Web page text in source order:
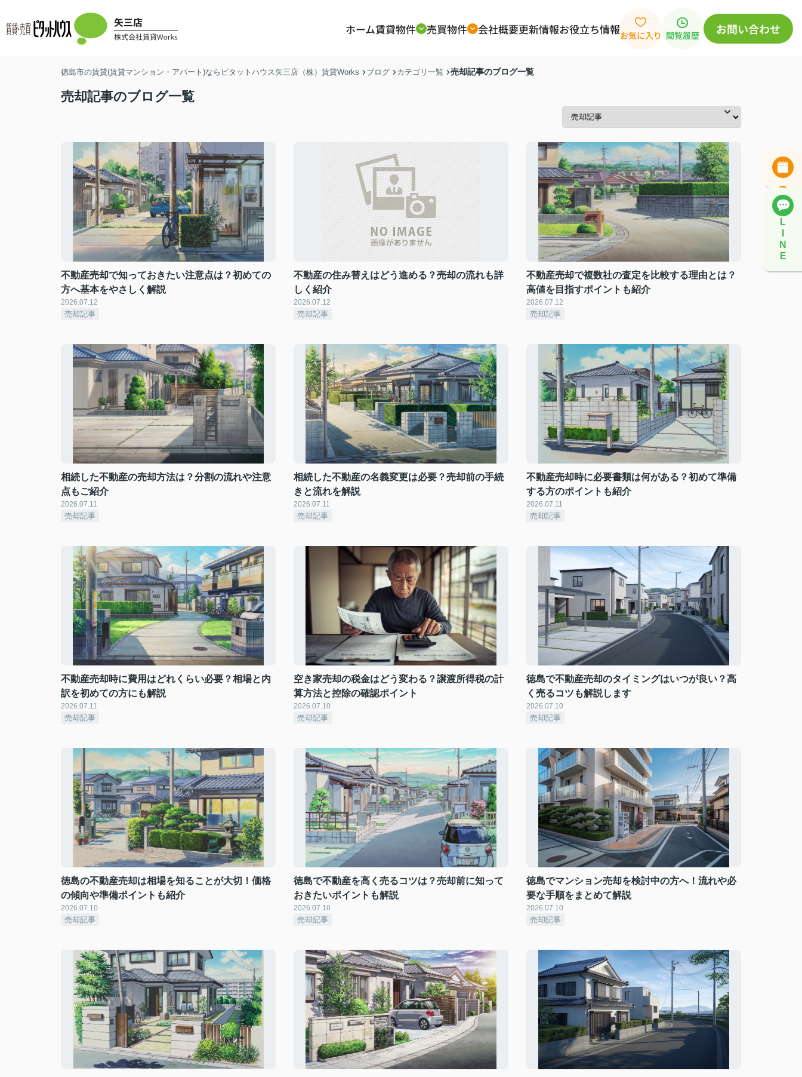
ホーム賃貸物件 売買物件 会社概要更新情報お役立ち情報お気に入り 閲覧履歴 お問い合わせ
L
N
E
徳島市の賃貸(賃貸マンション・アパート)ならピタットハウス矢三店（株）賃貸Works ブログ カテゴリ一覧 売却記事のブログ一覧
売却記事のブログ一覧
不動産売却で知っておきたい注意点は？初めての
方へ基本をやさしく解説
2026.07.12
売却記事
不動産の住み替えはどう進める？売却の流れも詳
しく紹介
2026.07.12
売却記事
不動産売却で複数社の査定を比較する理由とは？
高値を目指すポイントも紹介
2026.07.12
売却記事
相続した不動産の売却方法は？分割の流れや注意
点もご紹介
2026.07.11
売却記事
相続した不動産の名義変更は必要？売却前の手続
きと流れを解説
2026.07.11
売却記事
不動産売却時に必要書類は何がある？初めて準備
する方のポイントも紹介
2026.07.11
売却記事
不動産売却時に費用はどれくらい必要？相場と内
訳を初めての方にも解説
2026.07.11
売却記事
空き家売却の税金はどう変わる？譲渡所得税の計
算方法と控除の確認ポイント
2026.07.10
売却記事
徳島で不動産売却のタイミングはいつが良い？高
く売るコツも解説します
2026.07.10
売却記事
徳島の不動産売却は相場を知ることが大切！価格
の傾向や準備ポイントも紹介
2026.07.10
売却記事
徳島で不動産を高く売るコツは？売却前に知って
おきたいポイントも解説
2026.07.10
売却記事
徳島でマンション売却を検討中の方へ！流れや必
要な手順をまとめて解説
2026.07.10
売却記事